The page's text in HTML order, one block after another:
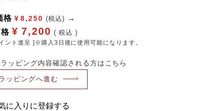
格 ¥ 8,250 (税込)
¥ 7,200 税込
ント進呈 ]※購入3日後に使用可能になります。
ッピング内容確認される方はこちら
ッピングへ進む
に入りに登録する